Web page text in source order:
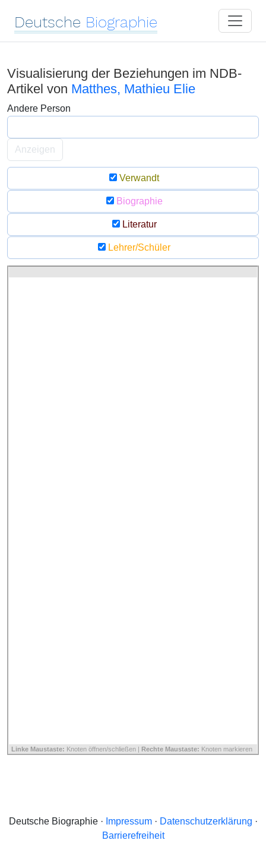
Deutsche Biographie
Visualisierung der Beziehungen im NDB-
Artikel von Matthes, Mathieu Elie
Andere Person
Anzeigen
Verwandt
Biographie
Literatur
Lehrer/Schüler
Linke Maustaste: Knoten öffnen/schließen | Rechte Maustaste: Knoten markieren
Deutsche Biographie · Impressum· Datenschutzerklärung ·
Barrierefreiheit